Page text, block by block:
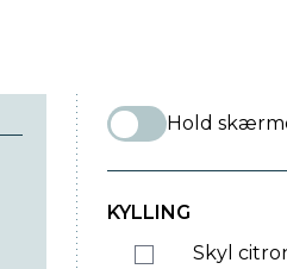
Hold
KYLLING
Skyl